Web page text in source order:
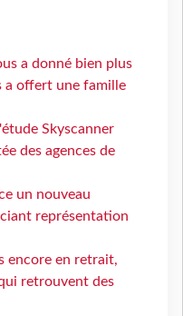
a donné bien plus
a offert une famille
Skyscanner
des agences de
un nouveau
représentation
encore en retrait,
retrouvent des